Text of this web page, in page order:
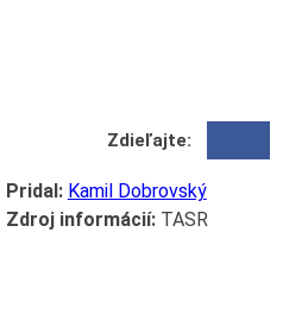
Zdieľajte:
Pridal: Kamil Dobrovský
Zdroj informácií:TASR